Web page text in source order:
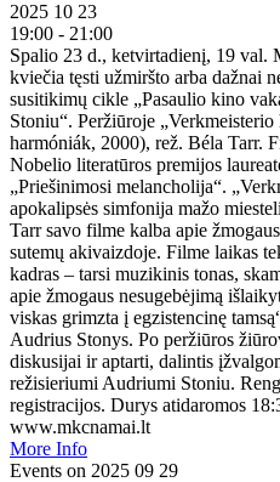
2025 10 23
19:00 - 21:00
Spalio 23 d., ketvirtadienį, 19
kviečia tęsti užmiršto arba dažnai
susitikimų cikle „Pasaulio kino
Stoniu“. Peržiūroje
harmóniák, 2000), rež. Béla Tarr.
Nobelio literatūros premijos
„Priešinimosi melancholija“.
apokalipsės simfonija mažo
Tarr savo filme kalba apie
sutemų akivaizdoje. Filme laikas
kadras – tarsi muzikinis tonas,
apie žmogaus nesugebėjimą
viskas grimzta į egzistencinę
Audrius Stonys. Po peržiūros
diskusijai ir aptarti, dalintis
režisieriumi Audriumi Stoniu.
registracijos. Durys atidaromos
www.mkcnamai.lt
More Info
Events on 2025 09 29